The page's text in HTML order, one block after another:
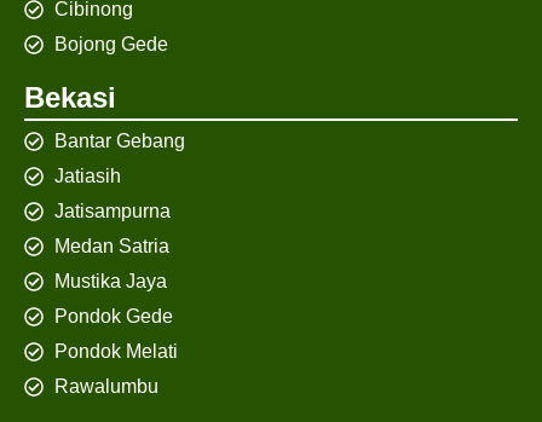
Cibinong
Bojong Gede
Bekasi
Bantar Gebang
Jatiasih
Jatisampurna
Medan Satria
Mustika Jaya
Pondok Gede
Pondok Melati
Rawalumbu